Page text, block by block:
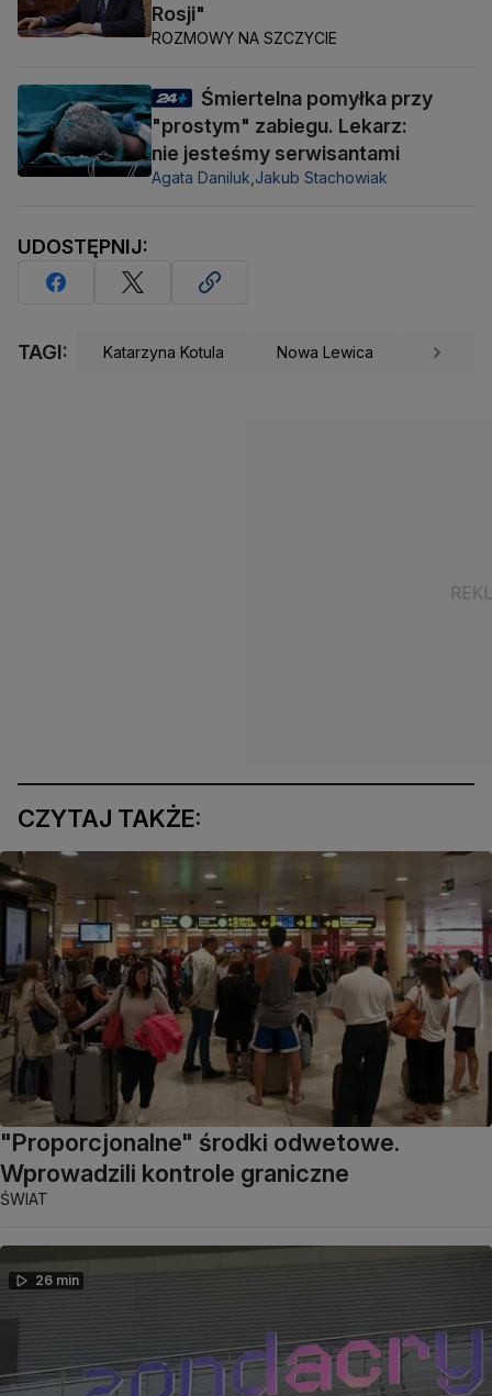
Rosji"
ROZMOWY NA SZCZYCIE
Śmiertelna pomyłka przy
"prostym" zabiegu. Lekarz:
nie jesteśmy serwisantami
Agata Daniluk, Jakub Stachowiak
UDOSTĘPNIJ:
TAGI: Katarzyna Kotula Nowa Lewica
CZYTAJ TAKŻE:
"Proporcjonalne" środki odwetowe.
Wprowadzili kontrole graniczne
ŚWIAT
26 min